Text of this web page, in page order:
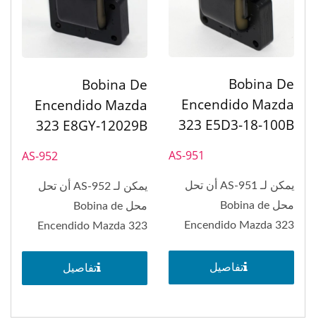
Bobina De
Encendido Mazda
323 E5D3-18-100B
AS-951
يمكن لـ AS-951 أن تحل
محل Bobina de
Encendido Mazda 323
تفاصيل
Bobina De
Encendido Mazda
323 E8GY-12029B
AS-952
يمكن لـ AS-952 أن تحل
محل Bobina de
Encendido Mazda 323
تفاصيل